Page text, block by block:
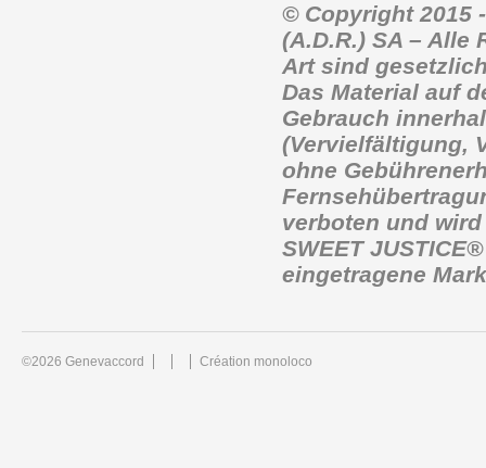
© Copyright 2015
(A.D.R.) SA – Alle
Art sind
Das Material auf
Gebrauch
(Vervielfältigung,
ohne
verboten und
SWEET
eingetragene
©2026 Genevaccord Création monoloco